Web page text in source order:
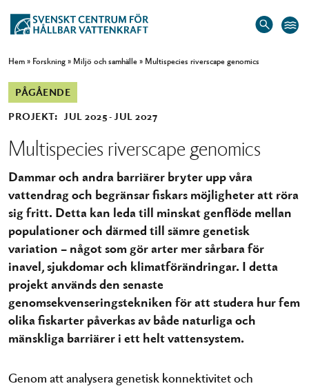
Hem» Forskning» Miljö och samhälle» Multispecies riverscape genomics
PROJEKT: JUL 2025 JUL 2027
PÅGÅENDE
Multispecies riverscape genomics
Dammar och andra barriärer bryter upp våra
vattendrag och begränsar fiskars möjligheter att röra
sig fritt. Detta kan leda till minskat genflöde mellan
populationer och därmed till sämre genetisk
variation – något som gör arter mer sårbara för
inavel, sjukdomar och klimatförändringar. I detta
projekt används den senaste
genomsekvenseringstekniken för att studera hur fem
olika fiskarter påverkas av både naturliga och
mänskliga barriärer i ett helt vattensystem.
Genom att analysera genetisk konnektivitet och